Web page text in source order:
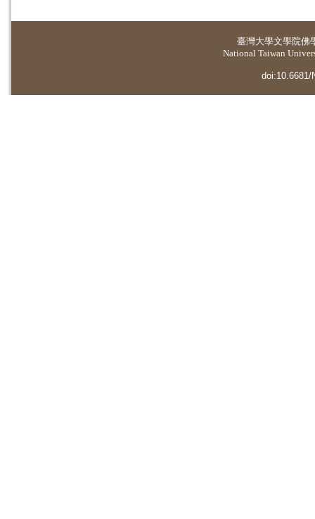
臺灣大學文學院佛
National Taiwan
doi:10.6681/